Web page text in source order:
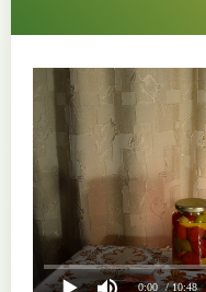
0:00 / 10:48